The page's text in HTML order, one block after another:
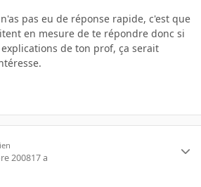
pas eu de réponse rapide, c'est que
en mesure de te répondre donc si
de ton prof, ça serait
200817 a